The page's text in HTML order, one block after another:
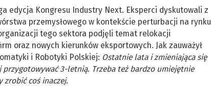
edycja Kongresu Industry Next. Eksperci dyskutowali z
przemysłowego w kontekście perturbacji na rynku
tego sektora podjęli temat relokacji
oraz nowych kierunków eksportowych. Jak zauważył
i Robotyki Polskiej: Ostatnie lata i zmieniająca się
3-letnią. Trzeba też bardzo umiejętnie
zrobić coś inaczej.